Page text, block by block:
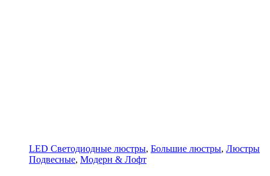
LED Светодиодные люстры, Большие люстры, Люстры
Подвесные, Модерн & Лофт